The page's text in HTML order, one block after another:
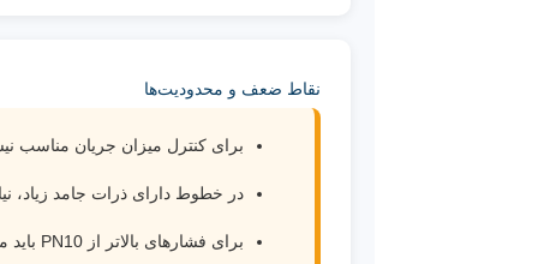
نقاط ضعف و محدودیت‌ها
برای کنترل میزان جریان
در خطوط دارای ذرات جامد زیاد،
برای فشارهای بالاتر از PN10 باید مدل مناسب‌تر انتخاب شود.